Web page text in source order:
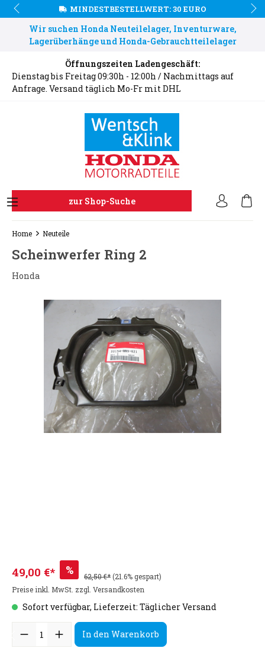
MINDESTBESTELLWERT: 30 EURO
Wir suchen Honda Neuteilelager, Inventurware,
Lagerüberhänge und Honda-Gebrauchtteilelager
Öffnungszeiten Ladengeschäft:
Dienstag bis Freitag 09:30h - 12:00h / Nachmittags auf
Anfrage. Versand täglich Mo-Fr mit DHL
zur Shop-Suche
Home Neuteile
Scheinwerfer Ring 2
Honda
49,00 €* % 62,50 €*(21.6% gespart)
Preise inkl. MwSt. zzgl. Versandkosten
Sofort verfügbar, Lieferzeit: Täglicher Versand
In den Warenkorb